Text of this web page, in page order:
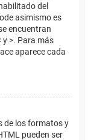
del
asimismo es
encuentran
y >. Para más
aparece cada
de los formatos y
pueden ser